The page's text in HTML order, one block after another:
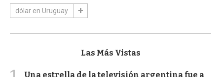
dólar en Uruguay
Las Más Vistas
Una estrella de la televisión argentina fue a